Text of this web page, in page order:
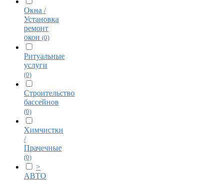
Окна /
Установка
ремонт
окон (0)
Ритуальные
услуги
(0)
Строительство
бассейнов
(0)
Химчистки
/
Прачечные
(0)
>
АВТО